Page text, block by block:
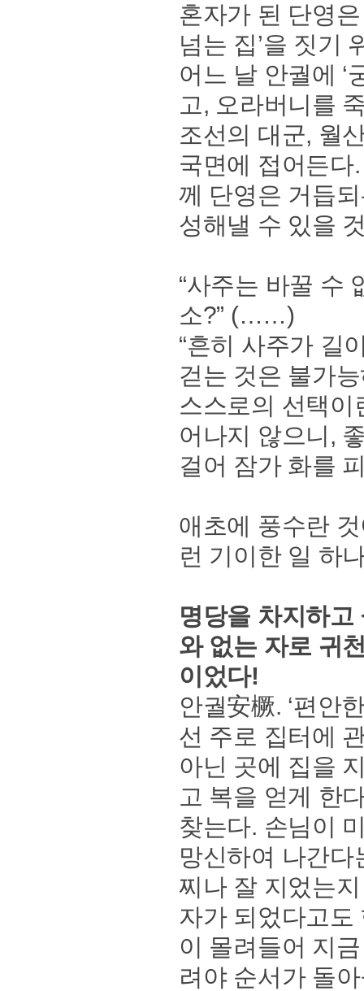
혼자가 된 단영
넘는 집’을 짓기
어느 날 안궐에 ‘
고, 오라버니를
조선의 대군, 월
국면에 접어든다
께 단영은 거듭
성해낼 수 있을
“사주는 바꿀 수
소?” (……)
“흔히 사주가 길
걷는 것은 불가
스스로의 선택이
어나지 않으니,
걸어 잠가 화를
애초에 풍수란
런 기이한 일 하
명당을 차지하고
와 없는 자로 귀
이었다!
안궐安橛. ‘편안
선 주로 집터에
아닌 곳에 집을
고 복을 얻게 한
찾는다. 손님이
망신하여 나간
찌나 잘 지었는
자가 되었다고도
이 몰려들어 지
려야 순서가 돌